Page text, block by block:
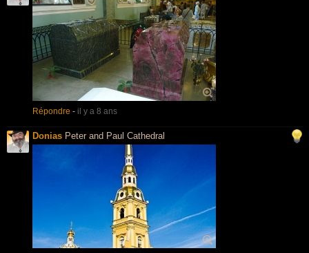
Répondre - il y a 8 ans
Donias Peter and Paul Cathedral